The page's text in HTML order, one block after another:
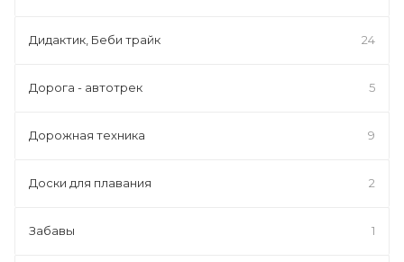
Дидактик, Беби трайк 24
Дорога - автотрек 5
Дорожная техника 9
Доски для плавания 2
Забавы 1